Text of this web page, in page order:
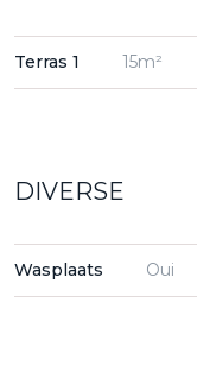
Terras 1 15m²
DIVERSE
Wasplaats Oui